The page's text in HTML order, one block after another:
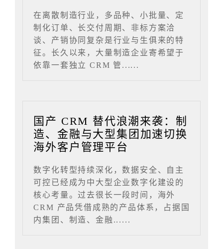
在离散制造行业，多品种、小批量、定
制化订单、长交付周期、非标方案洽
谈、产销协同复杂是行业与生俱来的特
征。长久以来，大量制造企业寄希望于
依靠一套独立 CRM 管......
国产 CRM 替代浪潮来袭：制
造、金融与大型集团加速切换
海外客户管理平台
数字化转型持续深化，数据安全、自主
可控已经成为中大型企业数字化建设的
核心考量。过去很长一段时间，海外
CRM 产品凭借成熟的产品体系，占据国
内集团、制造、金融......